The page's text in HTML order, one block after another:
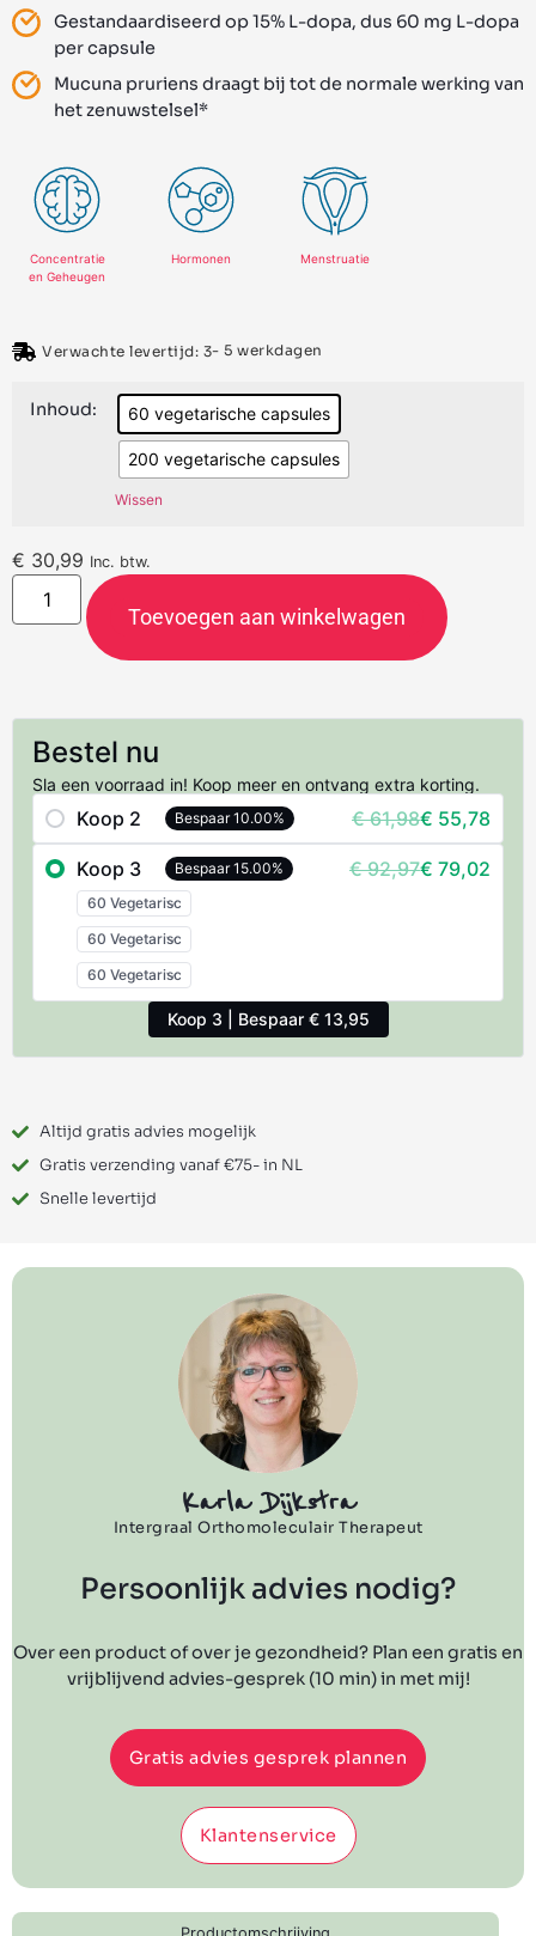
Gestandaardiseerd op 15% L-dopa, dus 60 mg L-dopa
per capsule
Mucuna pruriens draagt bij tot de normale werking van
het zenuwstelsel*
Concentratie
en Geheugen
Hormonen Menstruatie
Verwachte levertijd: 3- 5 werkdagen
Inhoud: 60 vegetarische capsules
200 vegetarische capsules
Wissen
€ 30,99 Inc. btw.
Toevoegen aan winkelwagen
Bestel nu
Sla een voorraad in! Koop meer en ontvang extra korting.
Koop 2 Bespaar 10.00% € 61,98€ 55,78
Koop 3 Bespaar 15.00% € 92,97€ 79,02
Koop 3 | Bespaar € 13,95
Altijd gratis advies mogelijk
Gratis verzending vanaf €75- in NL
Snelle levertijd
Karla Dijkstra
Intergraal Orthomoleculair Therapeut
Persoonlijk advies nodig?
Over een product of over je gezondheid? Plan een gratis en
vrijblijvend advies-gesprek (10 min) in met mij!
Gratis advies gesprek plannen
Klantenservice